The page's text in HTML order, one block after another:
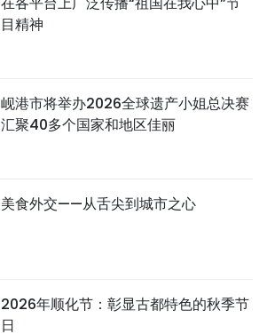
目精神
岘港市将举办2026全球遗产小姐总决赛
汇聚40多个国家和地区佳丽
美食外交——从舌尖到城市之心
2026年顺化节：彰显古都特色的秋季节
日